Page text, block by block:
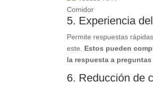
Comidor
5. Experiencia
Permite respuestas
este. Estos pueden
la respuesta a
6. Reducción de